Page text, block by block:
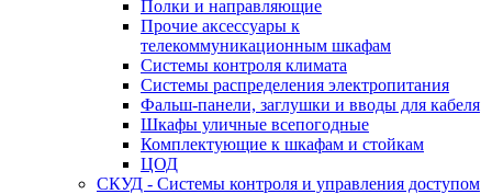
Полки и направляющие
Прочие аксессуары к
телекоммуникационным шкафам
Системы контроля климата
Системы распределения электропитания
Фальш-панели, заглушки и вводы для кабеля
Шкафы уличные всепогодные
Комплектующие к шкафам и стойкам
ЦОД
СКУД - Системы контроля и управления доступом